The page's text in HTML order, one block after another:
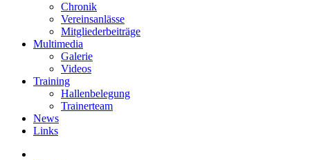
Chronik
Vereinsanlässe
Mitgliederbeiträge
Multimedia
Galerie
Videos
Training
Hallenbelegung
Trainerteam
News
Links